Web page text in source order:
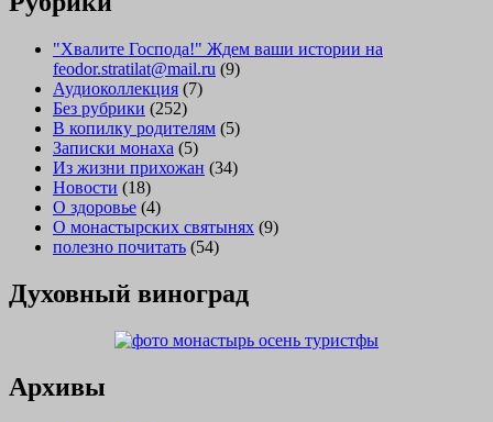
"Хвалите Господа!" Ждем ваши истории на
feodor.stratilat@mail.ru (9)
Аудиоколлекция (7)
Без рубрики (252)
В копилку родителям (5)
Записки монаха (5)
Из жизни прихожан (34)
Новости (18)
О здоровье (4)
О монастырских святынях (9)
полезно почитать (54)
Духовный виноград
Архивы